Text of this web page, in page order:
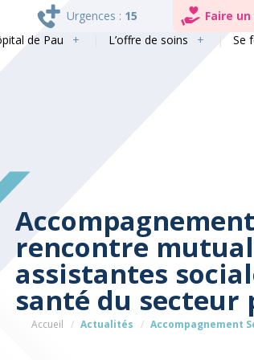
Urgences : 15 Faire un
de Pau
L’offre de soins Se
rencontre
assistantes
santé du secteur
Accueil Actualités Accompagnement